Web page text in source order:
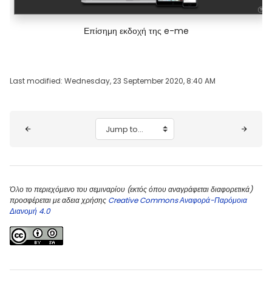
Επίσημη εκδοχή της e-me
Last modified: Wednesday, 23 September 2020, 8:40 AM
Jump to...
Όλο το περιεχόμενο του σεμιναρίου (εκτός όπου αναγράφεται διαφορετικά)
προσφέρεται με αδεια χρήσης Creative Commons Αναφορά-Παρόμοια
Διανομή 4.0